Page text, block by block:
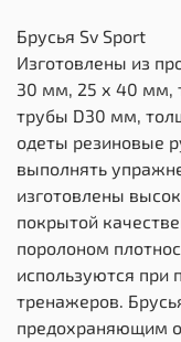
Брусья Sv Sport
Изготовлены из
30 мм, 25 х 40 мм,
трубы D30 мм,
одеты резиновые
выполнять
изготовлены
покрытой
поролоном
используются при
тренажеров.
предохраняющим